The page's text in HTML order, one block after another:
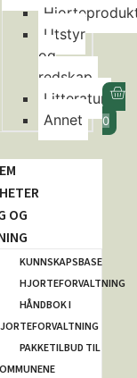
Utstyr
og
redskap
Litteratur
Annet
OG
KUNNSKAPSBASE
HJORTEFORVALTNING
HÅNDBOK I
PAKKETILBUD TIL
0